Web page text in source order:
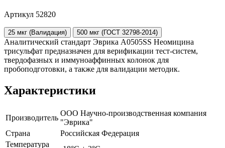
Артикул 52820
25 мкг (Валидация) 500 мкг (ГОСТ 32798-2014)
Аналитический стандарт Эврика A0505SS Неомицина
трисульфат предназначен для верификации тест-систем,
твердофазных и иммуноаффинных колонок для
пробоподготовки, а также для валидации методик.
Характеристики
Производитель
ООО Научно-производственная компания
"Эврика"
Страна
Российская Федерация
Температура